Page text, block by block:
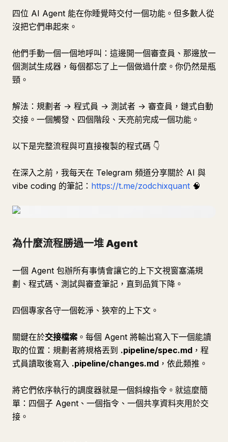
四位 AI Agent 能在你睡覺時交付一個功能。但多數人從
沒把它們串起來。
他們手動一個一個地呼叫：這邊開一個審查員、那邊放一
個測試生成器，每個都忘了上一個做過什麼。你仍然是瓶
頸。
解法：規劃者 → 程式員 → 測試者 → 審查員，鏈式自動
交接。一個觸發、四個階段、天亮前完成一個功能。
以下是完整流程與可直接複製的程式碼 👇
在深入之前，我每天在 Telegram 頻道分享關於 AI 與
vibe coding 的筆記： https://t.me/zodchixquant 🧠
為什麼流程勝過一堆 Agent
一個 Agent 包辦所有事情會讓它的上下文視窗塞滿規
劃、程式碼、測試與審查筆記，直到品質下降。
四個專家各守一個乾淨、狹窄的上下文。
關鍵在於交接檔案 。每個 Agent 將輸出寫入下一個能讀
取的位置：規劃者將規格丟到 .pipeline/spec.md ，程
式員讀取後寫入 .pipeline/changes.md ，依此類推。
將它們依序執行的調度器就是一個斜線指令。就這麼簡
單：四個子 Agent、一個指令、一個共享資料夾用於交
接。